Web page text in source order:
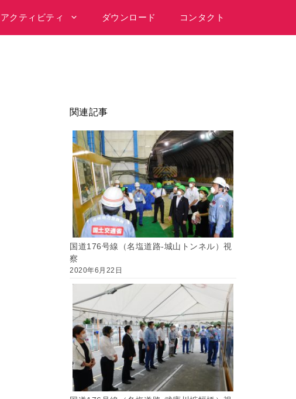
アクティビティ ダウンロード コンタクト
関連記事
国道176号線（名塩道路-城山トンネル）視
察
2020年6月22日